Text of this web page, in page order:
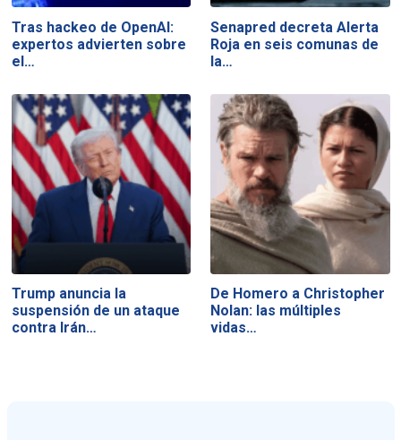
Tras hackeo de OpenAI:
expertos advierten sobre
el…
Senapred decreta Alerta
Roja en seis comunas de
la…
Trump anuncia la
suspensión de un ataque
contra Irán…
De Homero a Christopher
Nolan: las múltiples
vidas…